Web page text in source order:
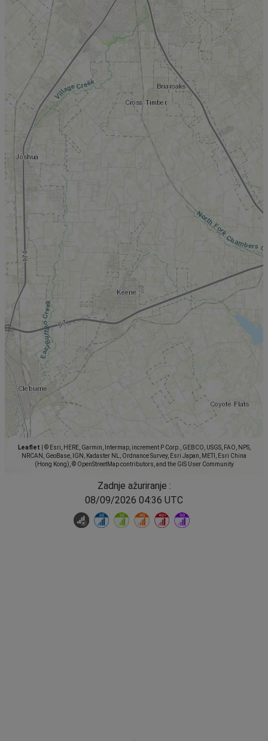
Leaflet
© Esri, HERE, Garmin, Intermap, increment P Corp., GEBCO, USGS, FAO, NPS,
NRCAN, GeoBase, IGN, Kadaster NL, Ordnance Survey, Esri Japan, METI, Esri China
(Hong Kong), © OpenStreetMap contributors, and the GIS User Community
Zadnje ažuriranje :
08/09/2026 04:36 UTC